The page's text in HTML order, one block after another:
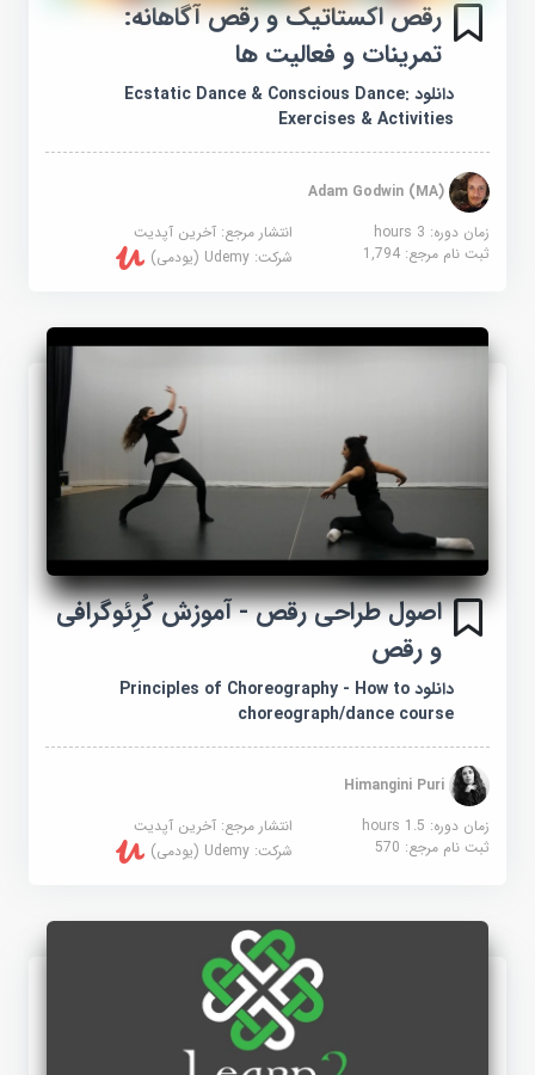
رقص اکستاتیک و رقص آگاهانه:
تمرینات و فعالیت ها
دانلود Ecstatic Dance & Conscious Dance:
Exercises & Activities
Adam Godwin (MA)
زمان دوره: 3 hours
انتشار مرجع:آخرین آپدیت
ثبت نام مرجع:1,794 شرکت:Udemy (یودمی)
اصول طراحی رقص - آموزش کُرِئوگرافی
و رقص
دانلود Principles of Choreography - How to
choreograph/dance course
Himangini Puri
زمان دوره: 1.5 hours
انتشار مرجع:آخرین آپدیت
ثبت نام مرجع:570 شرکت:Udemy (یودمی)